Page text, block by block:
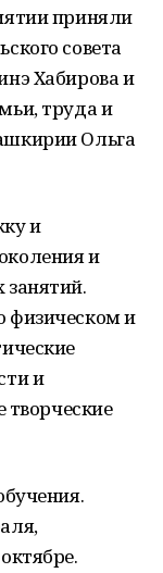
приняли
совета
Хабирова и
труда и
Ольга
и
и
физическом и
и
творческие